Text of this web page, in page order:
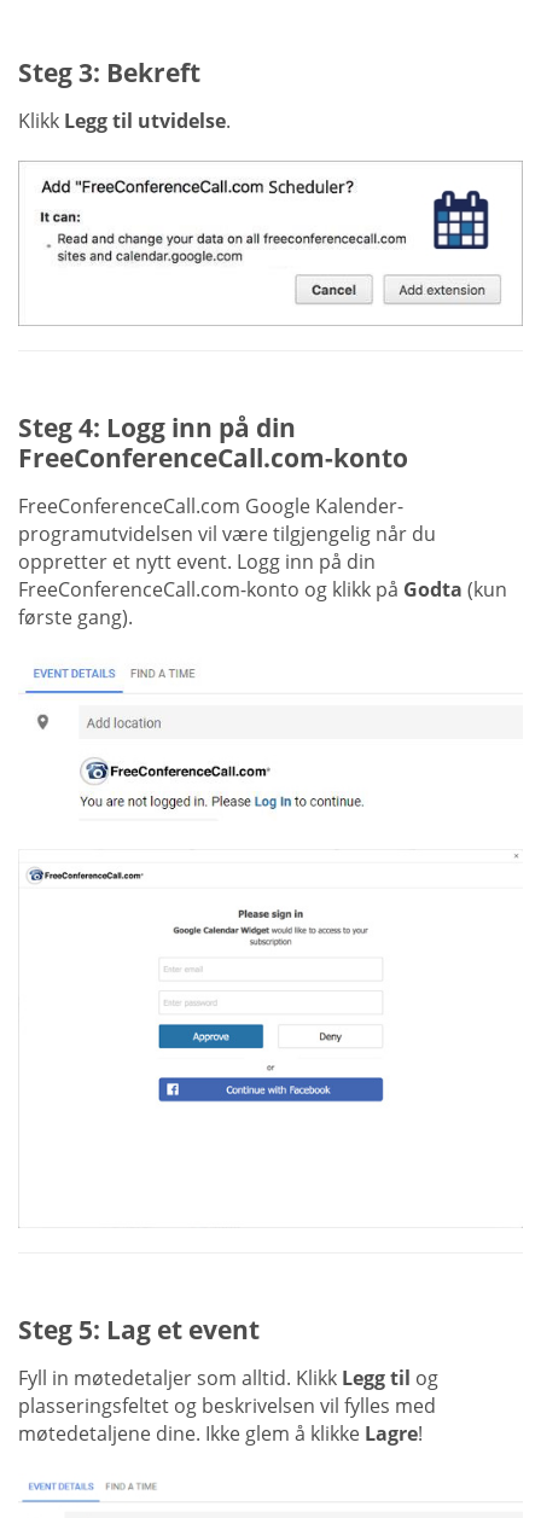
Steg 3: Bekreft
Klikk Legg til utvidelse.
Steg 4: Logg inn på din
FreeConferenceCall.com-konto
FreeConferenceCall.com Google Kalender-
programutvidelsen vil være tilgjengelig når du
oppretter et nytt event. Logg inn på din
FreeConferenceCall.com-konto og klikk på Godta (kun
første gang).
Steg 5: Lag et event
Fyll in møtedetaljer som alltid. Klikk Legg til og
plasseringsfeltet og beskrivelsen vil fylles med
møtedetaljene dine. Ikke glem å klikke Lagre!